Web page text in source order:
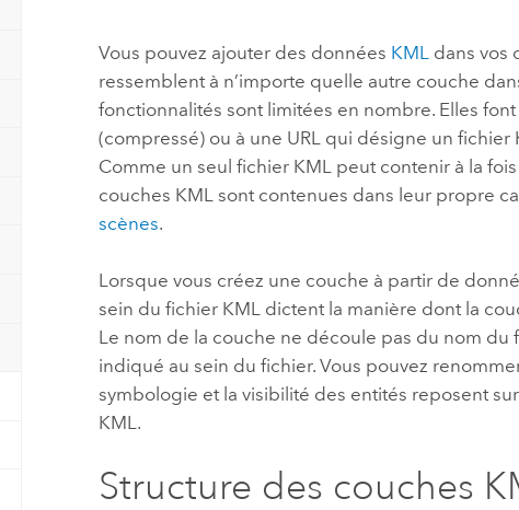
Tous les secteurs d’activité
Tous
Vous pouvez ajouter des données KML dans vos
ressemblent à n’importe quelle autre couche
fonctionnalités sont limitées en nombre. Elles
(compressé) ou à une URL qui désigne un
Comme un seul fichier KML peut contenir à la
couches KML sont contenues dans leur propre
scènes.
Lorsque vous créez une couche à partir de
sein du fichier KML dictent la manière dont la
Le nom de la couche ne découle pas du nom du
indiqué au sein du fichier. Vous pouvez
symbologie et la visibilité des entités reposent
KML.
Structure des couches